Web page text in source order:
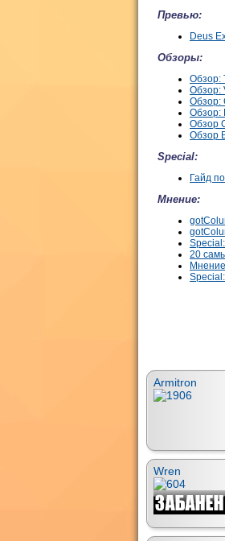
Превью:
Deus
Обзоры:
Обзор:
Обзор:
Обзор:
Обзор:
Обзор
Обзор
Special:
Гайд
Мнение:
20
Armitron
Wren